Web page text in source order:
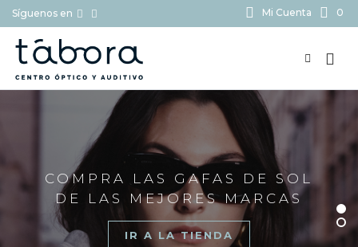
Síguenos en Mi Cuenta 0
COMPRA LAS GAFAS DE SOL
DE LAS MEJORES MARCAS
IR A LA TIENDA